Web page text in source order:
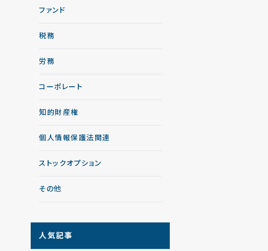
ファンド
税務
労務
コーポレート
知的財産権
個人情報保護法関連
ストックオプション
その他
人気記事